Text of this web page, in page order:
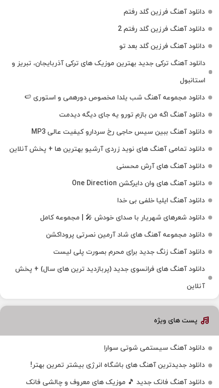
دانلود آهنگ فرزین گلد رفتم
دانلود آهنگ فرزین گلد رفتم 2
دانلود آهنگ فرزین گلد بعد تو
دانلود آهنگ ترکی جدید بهترین موزیک‌ های ترکی آذربایجان، تبریز و
استانبول
دانلود مجموعه آهنگ شب یلدا مخصوص دورهمی و استوری 🍉
دانلود آهنگ اگه من بازم تورو یه جای دیگه دیدمت
دانلود آهنگ ببین سیس حاجی رخ سردارو کیفیت عالی MP3
دانلود تمامی آهنگ های نوید زردی آرشیو بهترین ها + پخش آنلاین
دانلود آهنگ های آرش محسنی
دانلود آهنگ های وان دایرکشن One Direction
دانلود آهنگ ایلیا خلفی بی خدا
دانلود شعرهای شهریار با صدای خودش 🎤 | مجموعه کامل
دانلود مجموعه آهنگ های شاد آرمین نصرتی پروداکشن
دانلود آهنگ زنگ جدید برای محرم بصورت پلی لیست
دانلود آهنگ های فرانسوی جدید (پربازدید ترین های سال) + پخش
آنلاین
پست های ویژه
دانلود آهنگ سیستمی شوتی سوارا
دانلود جدیدترین آهنگ‌ های باشگاه انرژی بیشتر تمرین بهتر!
دانلود آهنگ فانک جدید 🎵 موزیک‌ های معروف و چالشی فانک